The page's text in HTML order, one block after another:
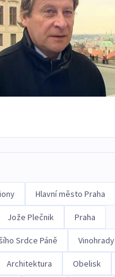
Hlavní město Praha
Jože Plečnik Praha
Srdce Páně Vinohrady
Architektura Obelisk